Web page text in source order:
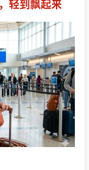
轻到飘起来